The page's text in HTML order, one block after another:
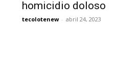
homicidio doloso
tecolotenew - abril 24, 2023